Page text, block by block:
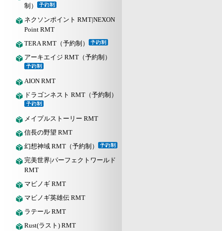
制）
ネクソンポイント RMT|NEXON
Point RMT
TERA RMT（予約制）
アーキエイジ RMT（予約制）
AION RMT
ドラゴンネスト RMT（予約制）
メイプルストーリー RMT
信長の野望 RMT
幻想神域 RMT（予約制）
完美世界|パーフェクトワールド
RMT
マビノギ RMT
マビノギ英雄伝 RMT
ラテール RMT
Rust(ラスト) RMT